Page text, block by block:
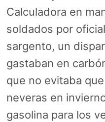
Calculadora en
soldados por
sargento, un
gastaban en
que no evitaba
neveras en
gasolina para los